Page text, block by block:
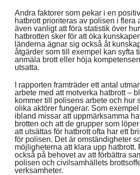
Andra faktorer som pekar i en
hatbrott prioriteras av polisen i flera
även vanligt att föra statistik över
hatbrotten sker för att öka
länderna ägnar sig också åt
åtgärder som till exempel kan syfta
anmäla brott eller höja
utsatta.
I rapporten framträder ett antal
arbete med att motverka hatbrott –
kommer till polisens arbete och hur
olika aktörer fungerar. Som
ibland missar att uppmärksamma
brotten och att de grupper som
att utsättas för hatbrott ofta har ett
för polisen. Det är omständigheter
möjligheterna att klara upp hatbrott.
också på behovet av att förbättra
polisen och civilsamhällets
verksamheter.